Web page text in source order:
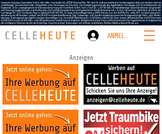
ANMELDEN
Anzeigen